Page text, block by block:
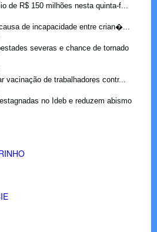
de R$ 150 milhões nesta quinta-f...
de incapacidade entre crian�...
severas e chance de tornado
vacinação de trabalhadores contr...
no Ideb e reduzem abismo